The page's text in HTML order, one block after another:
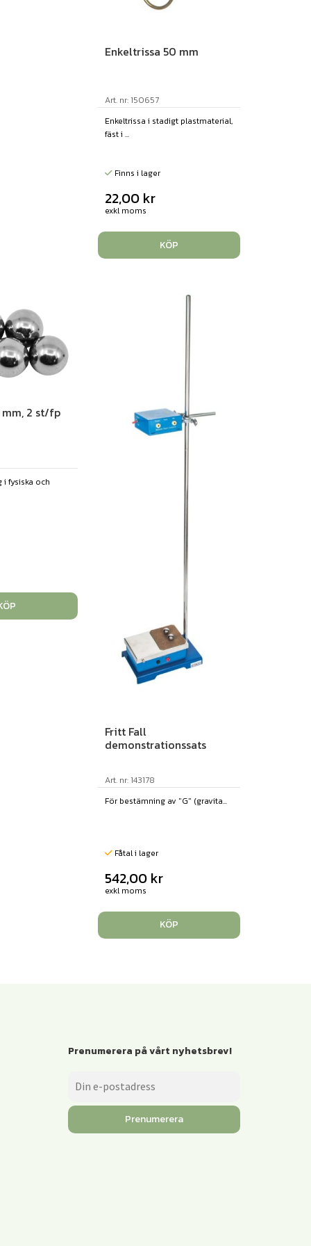
Enkeltrissa 50 mm
Art. nr: 150657
Enkeltrissa i stadigt plastmaterial,
fäst i ...
Finns i lager
22,00 kr
exkl moms
KÖP
2 st/fp
i fysiska och
Fritt Fall
demonstrationssats
Art. nr: 143178
För bestämning av "G" (gravita...
Fåtal i lager
542,00 kr
exkl moms
KÖP
Prenumerera på vårt nyhetsbrev!
Prenumerera